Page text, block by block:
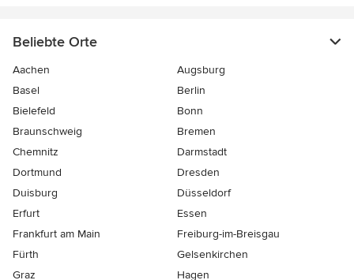
Beliebte Orte
Aachen
Augsburg
Basel
Berlin
Bielefeld
Bonn
Braunschweig
Bremen
Chemnitz
Darmstadt
Dortmund
Dresden
Duisburg
Düsseldorf
Erfurt
Essen
Frankfurt am Main
Freiburg-im-Breisgau
Fürth
Gelsenkirchen
Graz
Hagen